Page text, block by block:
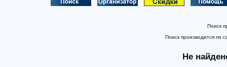
Поиск
Поиск производится по
Не